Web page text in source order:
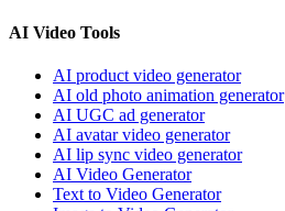
AI Video Tools
AI product video generator
AI old photo animation generator
AI UGC ad generator
AI avatar video generator
AI lip sync video generator
AI Video Generator
Text to Video Generator